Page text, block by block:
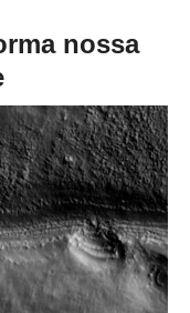
nossa